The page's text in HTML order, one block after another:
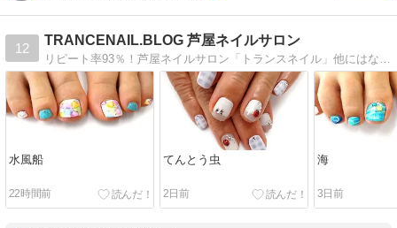
12
TRANCENAIL.BLOG 芦屋ネイルサロン
リピート率93％！芦屋ネイルサロン「トランスネイル」他にはない緻密で美しいデザインと、丁寧な施術が魅力のサロンです。
水風船
22時間前
てんとう虫
2日前
海
3日前